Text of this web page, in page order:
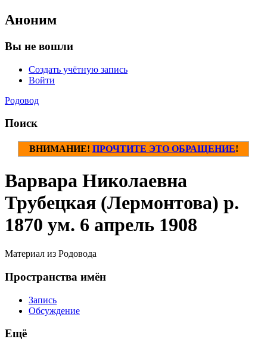
Аноним
Вы не вошли
Создать учётную запись
Войти
Родовод
Поиск
ВНИМАНИЕ! ПРОЧТИТЕ ЭТО ОБРАЩЕНИЕ!
Варвара Николаевна
Трубецкая (Лермонтова) р.
1870 ум. 6 апрель 1908
Материал из Родовода
Пространства имён
Запись
Обсуждение
Ещё